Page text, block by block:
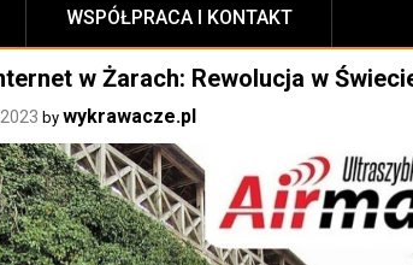
WSPÓŁPRACA I KONTAKT
w Żarach: Rewolucja w
by wykrawacze.pl